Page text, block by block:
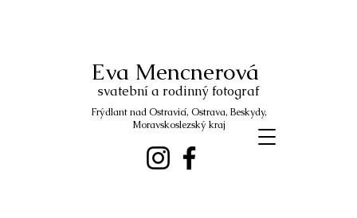
svatební a rodinný fotograf
Eva Mencnerová
Frýdlant nad Ostravicí, Ostrava, Beskydy,
Moravskoslezský kraj